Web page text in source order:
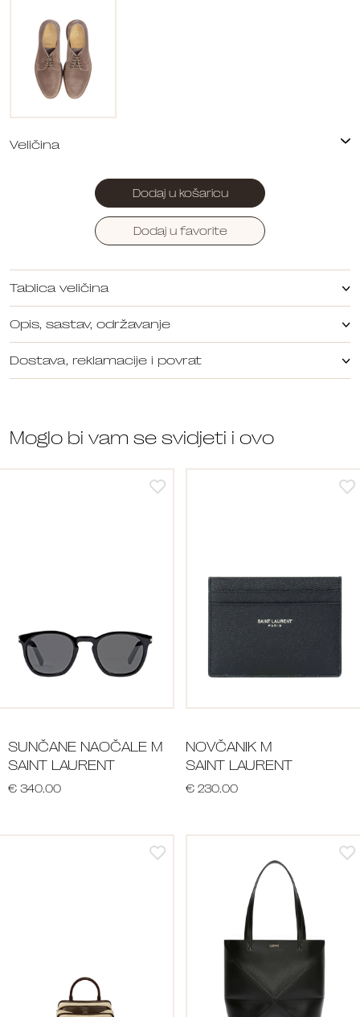
Dodaj u košaricu
Dodaj u favorite
Tablica veličina
Opis, sastav, održavanje
Dostava, reklamacije i povrat
Moglo bi vam se svidjeti i ovo
SUNČANE NAOČALE M
SAINT LAURENT
€ 340.00
NOVČANIK M
SAINT LAURENT
€ 230.00